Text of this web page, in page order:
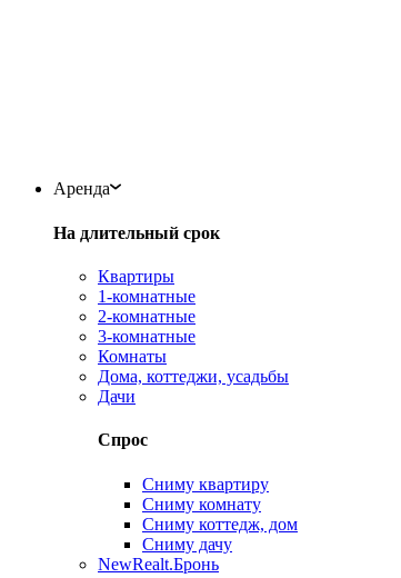
Аренда
На длительный срок
Квартиры
1-комнатные
2-комнатные
3-комнатные
Комнаты
Дома, коттеджи, усадьбы
Дачи
Спрос
Сниму квартиру
Сниму комнату
Сниму коттедж, дом
Сниму дачу
NewRealt.Бронь